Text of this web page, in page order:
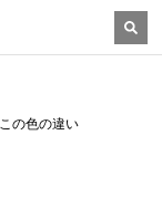
の色の違い